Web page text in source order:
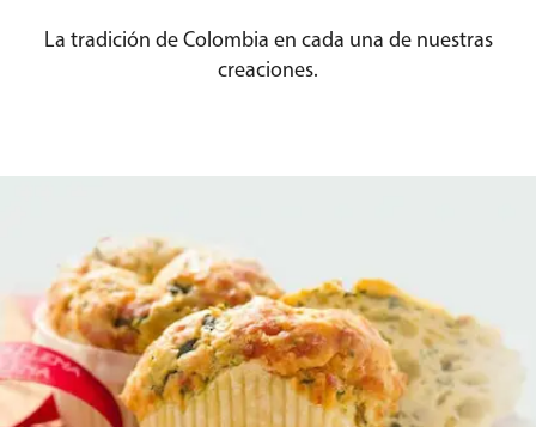
La tradición de Colombia en cada una de nuestras
creaciones.